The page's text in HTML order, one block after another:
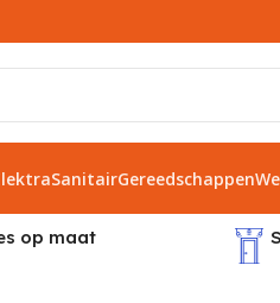
SanitairGereedschappen
op maat